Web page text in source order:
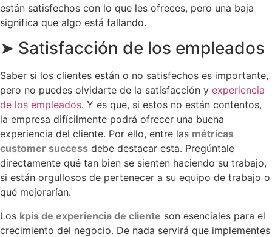
están satisfechos con lo que les ofreces, pero una baja
significa que algo está fallando.
➤ Satisfacción de los empleados
Saber si los clientes están o no satisfechos es importante,
pero no puedes olvidarte de la satisfacción y experiencia
de los empleados. Y es que, si estos no están contentos,
la empresa difícilmente podrá ofrecer una buena
experiencia del cliente. Por ello, entre las métricas
customer success debe destacar esta. Pregúntale
directamente qué tan bien se sienten haciendo su trabajo,
si están orgullosos de pertenecer a su equipo de trabajo o
qué mejorarían.
Los kpis de experiencia de cliente son esenciales para el
crecimiento del negocio. De nada servirá que implementes